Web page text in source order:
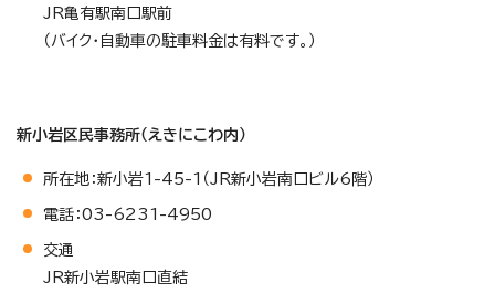
JR亀有駅南口駅前
（バイク・自動車の駐車料金は有料です。）
新小岩区民事務所（えきにこわ内）
所在地：新小岩1-45-1（JR新小岩南口ビル6階）
電話：03-6231-4950
交通
JR新小岩駅南口直結